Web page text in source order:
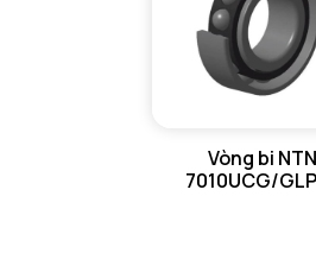
Vòng bi NTN
7010UCG/